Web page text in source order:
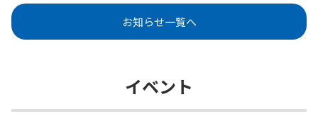
お知らせ一覧へ
イベント